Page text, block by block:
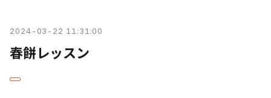
2024-03-22 11:31:00
春餅レッスン